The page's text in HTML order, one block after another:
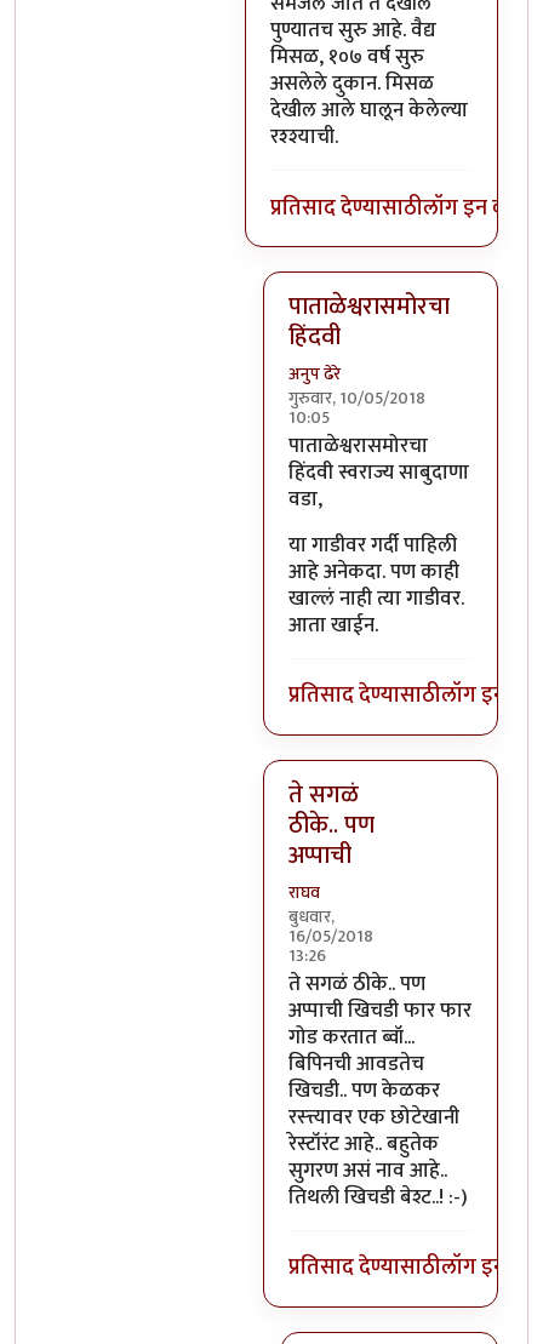
पुण्यातच सुरु आहे. वैद्य
मिसळ, १०७ वर्ष सुरु
असलेले दुकान. मिसळ
देखील आले घालून केलेल्या
रश्श्याची.
प्रतिसाद देण्यासाठीलॉग इन करा
पाताळेश्वरासमोरचा
हिंदवी
अनुप ढेरे
गुरुवार, 10/05/2018
10:05
In reply toभिलवडीला फक्त दूध
पाताळेश्वरासमोरचा
हिंदवी स्वराज्य साबुदाणा
वडा,
या गाडीवर गर्दी पाहिली
आहे अनेकदा. पण काही
खाल्लं नाही त्या गाडीवर.
आता खाईन.
प्रतिसाद देण्यासाठीलॉग इन करा
ते सगळं
ठीके.. पण
अप्पाची
राघव
बुधवार,
16/05/2018
13:26
In reply toभिलवडीला फक्त दूध
ते सगळं ठीके.. पण
अप्पाची खिचडी फार फार
गोड करतात ब्वॉ...
बिपिनची आवडतेच
खिचडी.. पण केळकर
रस्त्त्यावर एक छोटेखानी
रेस्टॉरंट आहे.. बहुतेक
सुगरण असं नाव आहे..
तिथली खिचडी बेश्ट..! :-)
प्रतिसाद देण्यासाठीलॉग इन करा